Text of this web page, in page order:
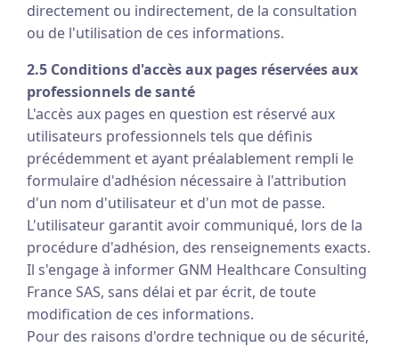
directement ou indirectement, de la consultation
ou de l'utilisation de ces informations.
2.5 Conditions d'accès aux pages réservées aux
professionnels de santé
L'accès aux pages en question est réservé aux
utilisateurs professionnels tels que définis
précédemment et ayant préalablement rempli le
formulaire d'adhésion nécessaire à l'attribution
d'un nom d'utilisateur et d'un mot de passe.
L'utilisateur garantit avoir communiqué, lors de la
procédure d'adhésion, des renseignements exacts.
Il s'engage à informer GNM Healthcare Consulting
France SAS, sans délai et par écrit, de toute
modification de ces informations.
Pour des raisons d'ordre technique ou de sécurité,